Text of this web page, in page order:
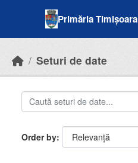
Primăria Timișoara
Seturi de date
Order by